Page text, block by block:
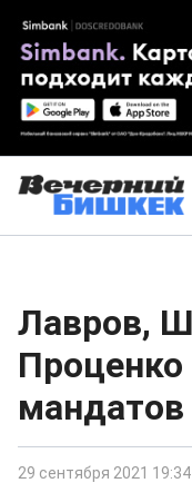
Лавров,
Проценко
29 сентября 2021 19:34